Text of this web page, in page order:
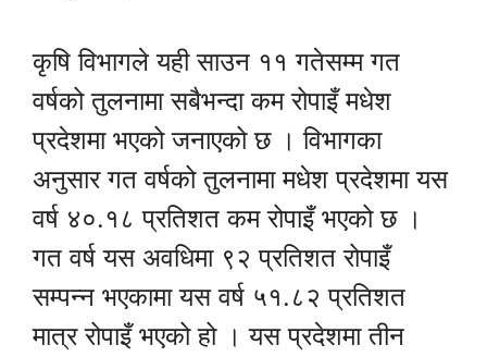
कृषि विभागले यही साउन ११ गतेसम्म गत
वर्षको तुलनामा सबैभन्दा कम रोपाइँ मधेश
प्रदेशमा भएको जनाएको छ । विभागका
अनुसार गत वर्षको तुलनामा मधेश प्रदेशमा यस
वर्ष ४०.१८ प्रतिशत कम रोपाइँ भएको छ ।
गत वर्ष यस अवधिमा ९२ प्रतिशत रोपाइँ
सम्पन्न भएकामा यस वर्ष ५१.८२ प्रतिशत
मात्र रोपाइँ भएको हो । यस प्रदेशमा तीन